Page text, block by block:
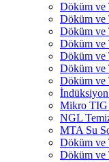
Döküm ve
Döküm ve
Döküm ve
Döküm ve
Döküm ve
Döküm ve
Döküm ve
Mikro TIG
NGL
MTA Su
Döküm ve
Döküm ve